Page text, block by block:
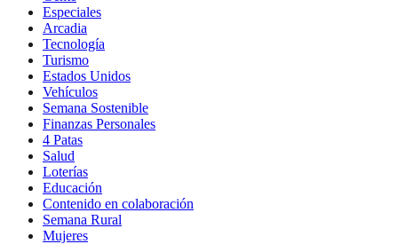
Especiales
Arcadia
Tecnología
Turismo
Estados Unidos
Vehículos
Semana Sostenible
Finanzas Personales
4 Patas
Salud
Loterías
Educación
Contenido en colaboración
Semana Rural
Mujeres